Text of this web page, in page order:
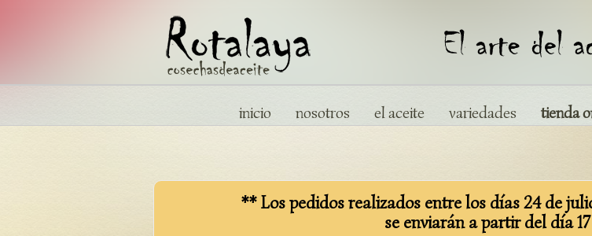
inicio nosotros el aceite variedades tienda
** Los pedidos realizados entre los días 24 de
se enviarán a partir del día